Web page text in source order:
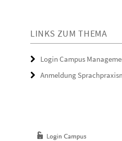
LINKS ZUM THEMA
Login Campus
Anmeldung